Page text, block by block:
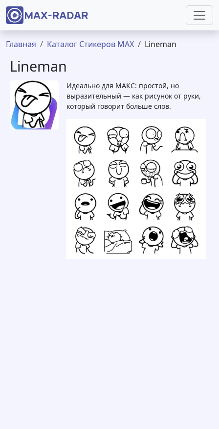
Перейти к основному содержанию
Строка навигации
Главная Каталог Стикеров MAX Lineman
Lineman
Идеально для МАКС: простой, но
выразительный — как рисунок от руки,
который говорит больше слов.